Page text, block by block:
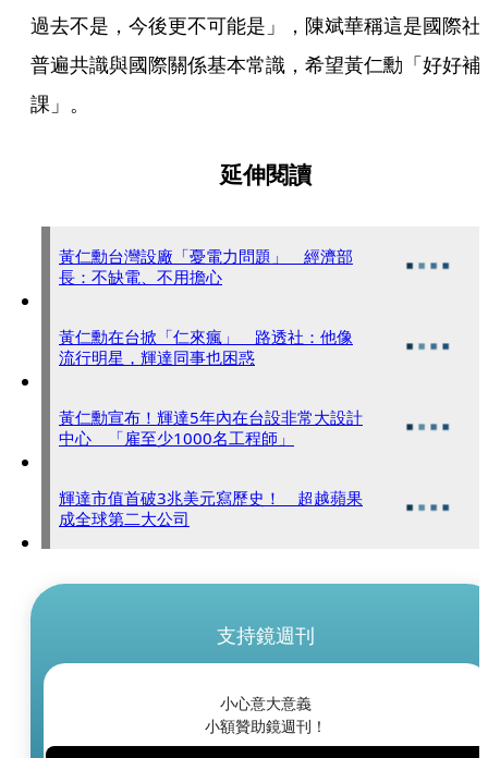
過去不是，今後更不可能是」，陳斌華稱這是國際社
普遍共識與國際關係基本常識，希望黃仁勳「好好補
課」。
延伸閱讀
黃仁勳台灣設廠「憂電力問題」 經濟部
長：不缺電、不用擔心
黃仁勳在台掀「仁來瘋」 路透社：他像
流行明星，輝達同事也困惑
黃仁勳宣布！輝達5年內在台設非常大設計
中心 「雇至少1000名工程師」
輝達市值首破3兆美元寫歷史！ 超越蘋果
成全球第二大公司
支持鏡週刊
小心意大意義
小額贊助鏡週刊！